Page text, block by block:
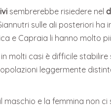
sembrerebbe risiedere nel
sulle ali posteriori
e Capraia li hanno molto
molti casi è difficile
leggermente
e la femmina non